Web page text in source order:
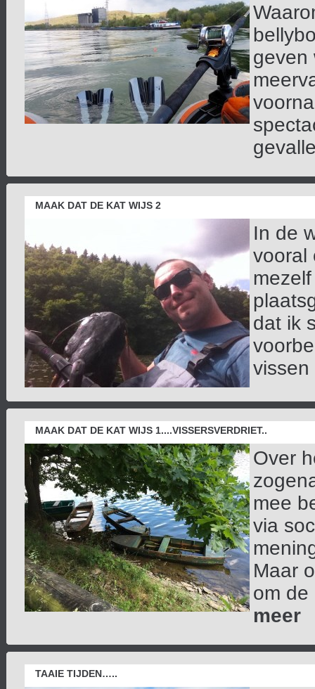
geven
MAAK DAT DE KAT WIJS 2
In de
vooral
dat ik
vissen
MAAK DAT DE KAT WIJS 1....VISSERSVERDRIET..
Over
mee
via
Maar
om de
meer
TAAIE TIJDEN…..